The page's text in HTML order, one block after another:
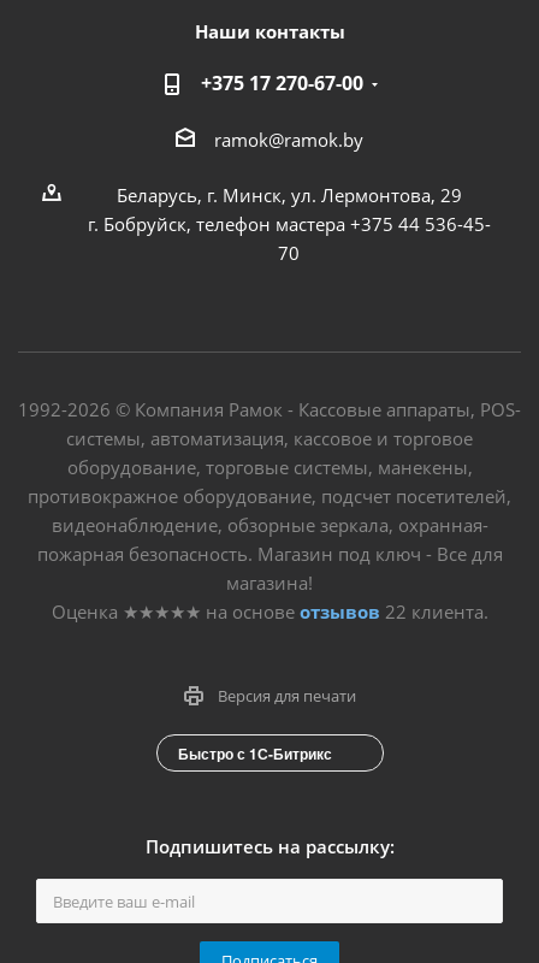
Наши контакты
+375 17 270-67-00
ramok@ramok.by
Беларусь, г. Минск, ул. Лермонтова, 29
г. Бобруйск, телефон мастера +375 44 536-45-
70
1992-2026 © Компания Рамок - Кассовые аппараты, POS-
системы, автоматизация, кассовое и торговое
оборудование, торговые системы, манекены,
противокражное оборудование, подсчет посетителей,
видеонаблюдение, обзорные зеркала, охранная-
пожарная безопасность. Магазин под ключ - Все для
магазина!
Оценка ★★★★★ на основе отзывов 22 клиента.
Версия для печати
Быстро с 1С-Битрикс
Подпишитесь на рассылку: